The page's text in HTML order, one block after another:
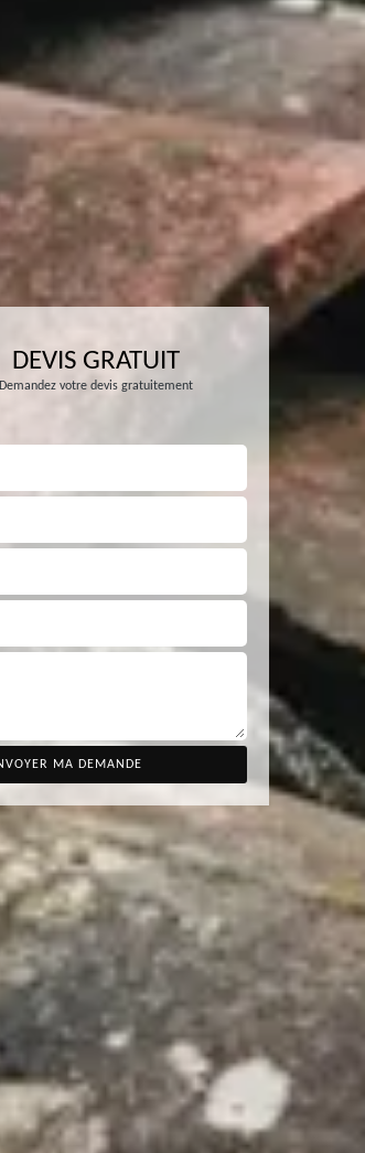
DEVIS GRATUIT
Demandez votre devis gratuitement